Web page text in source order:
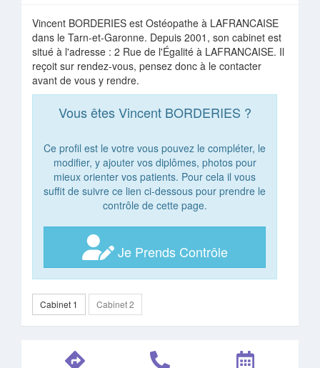
Vincent BORDERIES est Ostéopathe à LAFRANCAISE
dans le Tarn-et-Garonne. Depuis 2001, son cabinet est
situé à l'adresse : 2 Rue de l'Égalité à LAFRANCAISE. Il
reçoit sur rendez-vous, pensez donc à le contacter
avant de vous y rendre.
Vous êtes Vincent BORDERIES ?
Ce profil est le votre vous pouvez le compléter, le
modifier, y ajouter vos diplômes, photos pour
mieux orienter vos patients. Pour cela il vous
suffit de suivre ce lien ci-dessous pour prendre le
contrôle de cette page.
Je Prends Contrôle
Cabinet 1 Cabinet 2